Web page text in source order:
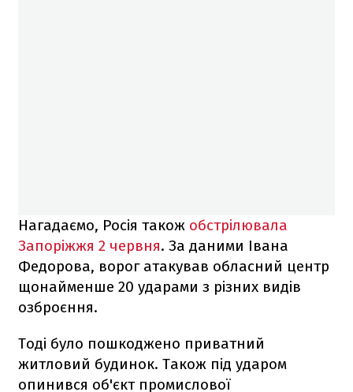
Нагадаємо, Росія також обстрілювала
Запоріжжя 2 червня. За даними Івана
Федорова, ворог атакував обласний центр
щонайменше 20 ударами з різних видів
озброєння.
Тоді було пошкоджено приватний
житловий будинок. Також під ударом
опинився об'єкт промислової